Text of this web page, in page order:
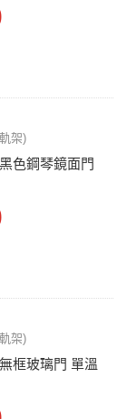
架)
色鋼琴鏡面門
架)
框玻璃門 單溫